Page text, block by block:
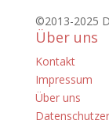
©2013-2025
Über uns
Kontakt
Impressum
Über uns